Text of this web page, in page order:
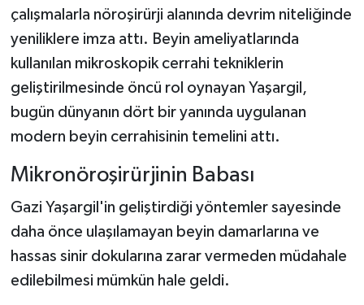
çalışmalarla nöroşirürji alanında devrim niteliğinde
yeniliklere imza attı. Beyin ameliyatlarında
kullanılan mikroskopik cerrahi tekniklerin
geliştirilmesinde öncü rol oynayan Yaşargil,
bugün dünyanın dört bir yanında uygulanan
modern beyin cerrahisinin temelini attı.
Mikronöroşirürjinin Babası
Gazi Yaşargil'in geliştirdiği yöntemler sayesinde
daha önce ulaşılamayan beyin damarlarına ve
hassas sinir dokularına zarar vermeden müdahale
edilebilmesi mümkün hale geldi.